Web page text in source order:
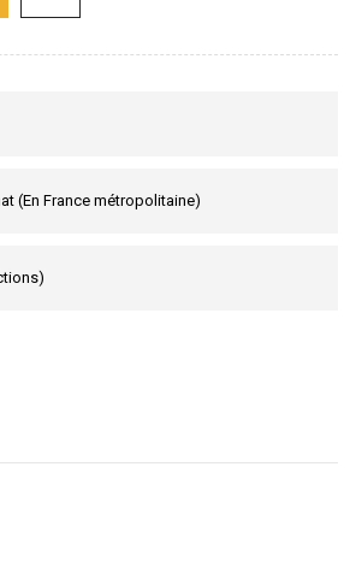
(En France métropolitaine)